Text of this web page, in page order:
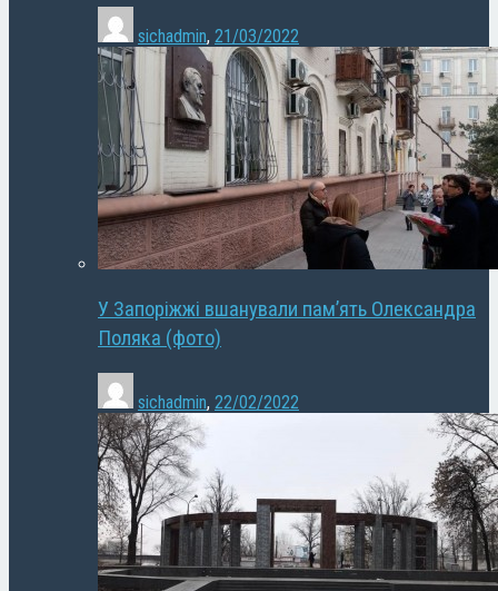
sichadmin, 21/03/2022
У Запоріжжі вшанували пам’ять Олександра
Поляка (фото)
sichadmin, 22/02/2022